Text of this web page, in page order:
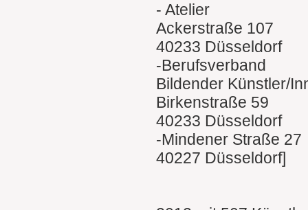
- Atelier
Ackerstraße 107
40233 Düsseldorf
-Berufsverband
Bildender Künstler/
Birkenstraße 59
40233 Düsseldorf
-Mindener Straße 27
40227 Düsseldorf]